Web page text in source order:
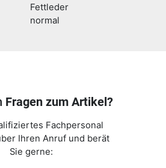
Fettleder
normal
Fragen zum Artikel?
Fachpersonal
Ihren Anruf und berät
Sie gerne: